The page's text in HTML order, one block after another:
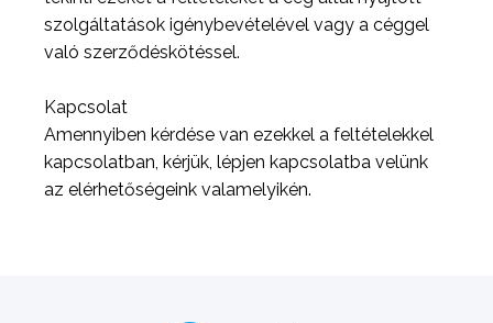
szolgáltatások igénybevételével vagy a céggel
való szerződéskötéssel.
Kapcsolat
Amennyiben kérdése van ezekkel a feltételekkel
kapcsolatban, kérjük, lépjen kapcsolatba velünk
az elérhetőségeink valamelyikén.